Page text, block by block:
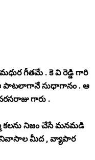
గీతమే . కె వి రెడ్డి గారి
ఈ పాటలాగానే సుధాగానం . ఆ
గారు .
కలను నిజం చేసే మనమడి
నివాసాల మీద , వ్యాపార